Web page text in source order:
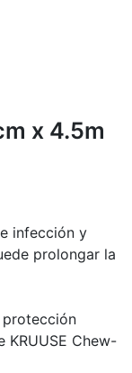
x 4.5m
infección y
prolongar la
protección
KRUUSE Chew-